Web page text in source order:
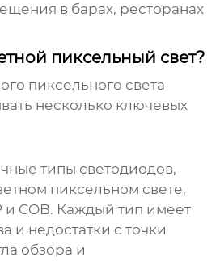
в барах, ресторанах
пиксельный свет?
пиксельного света
несколько ключевых
типы светодиодов,
пиксельном свете,
и COB. Каждый тип имеет
и недостатки с точки
обзора и